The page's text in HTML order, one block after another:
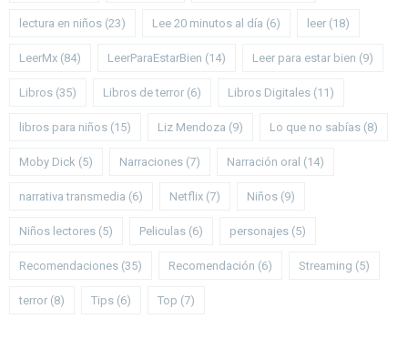
lectura en niños (23) Lee 20 minutos al día (6) leer (18)
LeerMx (84) LeerParaEstarBien (14) Leer para estar bien (9)
Libros (35) Libros de terror (6) Libros Digitales (11)
libros para niños (15) Liz Mendoza (9) Lo que no sabías (8)
Moby Dick (5) Narraciones (7) Narración oral (14)
narrativa transmedia (6) Netflix (7) Niños (9)
Niños lectores (5) Peliculas (6) personajes (5)
Recomendaciones (35) Recomendación (6) Streaming (5)
terror (8) Tips (6) Top (7)